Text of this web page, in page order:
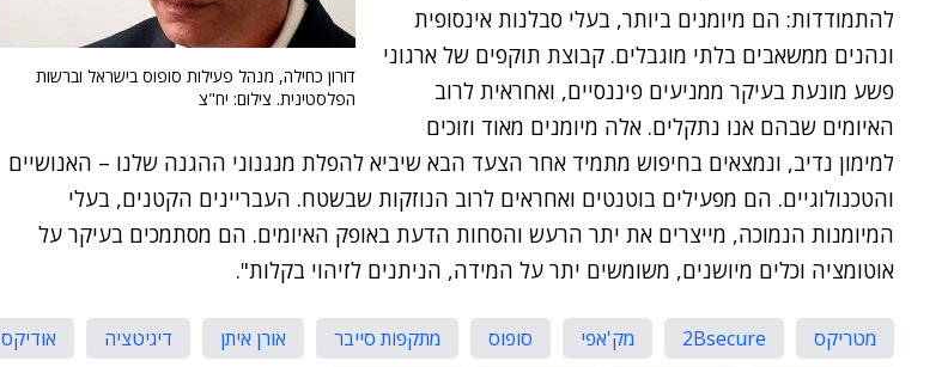
דורון כחילה, מנהל פעילות סופוס בישראל וברשות
הפלסטינית. צילום: יח"צ
להתמודדות: הם מיומנים ביותר, בעלי סבלנות אינסופית
ונהנים ממשאבים בלתי מוגבלים. קבוצת תוקפים של ארגוני
פשע מונעת בעיקר ממניעים פיננסיים, ואחראית לרוב
האיומים שבהם אנו נתקלים. אלה מיומנים מאוד וזוכים
למימון נדיב, ונמצאים בחיפוש מתמיד אחר הצעד הבא שיביא להפלת מנגנוני ההגנה שלנו – האנושיים
והטכנולוגיים. הם מפעילים בוטנטים ואחראים לרוב הנוזקות שבשטח. העבריינים הקטנים, בעלי
המיומנות הנמוכה, מייצרים את יתר הרעש והסחות הדעת באופק האיומים. הם מסתמכים בעיקר על
אוטומציה וכלים מיושנים, משומשים יתר על המידה, הניתנים לזיהוי בקלות".
מטריקס 2Bsecure מק'אפי סופוס מתקפות סייבר אורן איתן דיגיטציה
אודיקס